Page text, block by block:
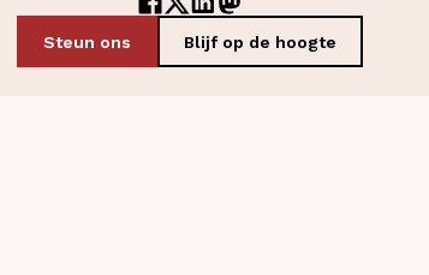
Steun ons Blijf op de hoogte